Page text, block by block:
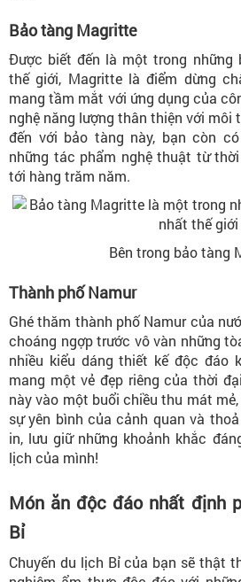
Bảo tàng Magritte
Được biết đến là một trong những
thế giới, Magritte là điểm dừng
mang tầm mắt với ứng dụng của
nghệ năng lượng thân thiện với môi
đến với bảo tàng này, bạn còn
những tác phẩm nghệ thuật từ
tới hàng trăm năm.
Bên trong bảo tàng
Thành phố Namur
Ghé thăm thành phố Namur của
choáng ngợp trước vô vàn những
nhiều kiểu dáng thiết kế độc đáo
mang một vẻ đẹp riêng của thời
này vào một buổi chiều thu mát
sự yên bình của cảnh quan và
in, lưu giữ những khoảnh khắc
lịch của mình!
Món ăn độc đáo nhất định
Bỉ
Chuyến du lịch Bỉ của bạn sẽ thật